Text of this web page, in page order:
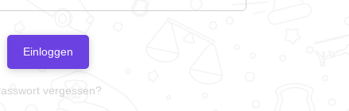
Einloggen
vergessen?